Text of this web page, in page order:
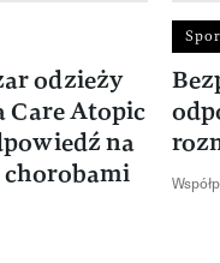
odzieży
Care Atopic
na